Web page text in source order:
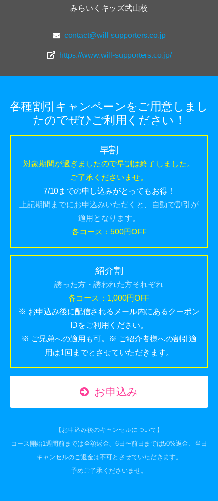
みらいくキッズ武山校
contact@will-supporters.co.jp
https://www.will-supporters.co.jp/
各種割引キャンペーンをご用意しまし
たのでぜひご利用ください！
早割
対象期間が過ぎましたので早割は終了しました。
ご了承くださいませ。
7/10までの申し込みがとってもお得！
上記期間までにお申込みいただくと、自動で割引が
適用となります。
各コース：500円OFF
紹介割
誘った方・誘われた方それぞれ
各コース：1,000円OFF
※ お申込み後に配信されるメール内にあるクーポン
IDをご利用ください。
※ ご兄弟への適用も可。※ ご紹介者様への割引適
用は1回までとさせていただきます。
お申込み
【お申込み後のキャンセルについて】
コース開始1週間前までは全額返金、6日〜前日までは50%返金、当日
キャンセルのご返金は不可とさせていただきます。
予めご了承くださいませ。